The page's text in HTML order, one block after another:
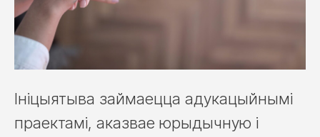
Ініцыятыва займаецца адукацыйнымі
праектамі, аказвае юрыдычную і